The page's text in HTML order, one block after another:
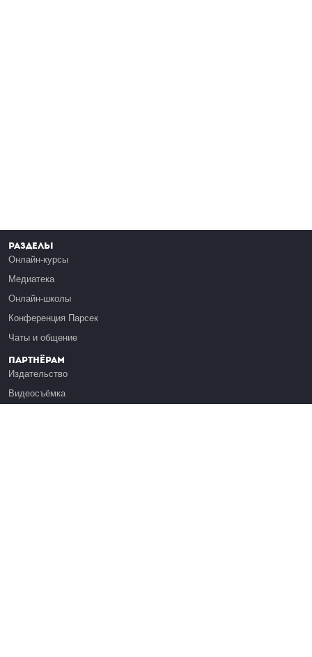
Разделы
Онлайн-курсы
Медиатека
Онлайн-школы
Конференция Парсек
Чаты и общение
Партнёрам
Издательство
Видеосъёмка